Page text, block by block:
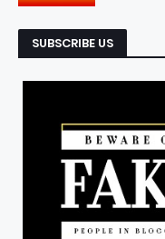
SUBSCRIBE US